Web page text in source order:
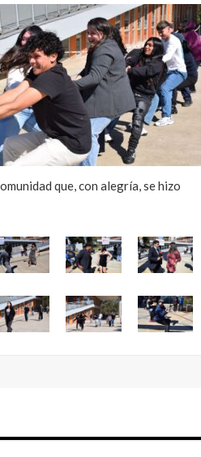
que, con alegría, se hizo